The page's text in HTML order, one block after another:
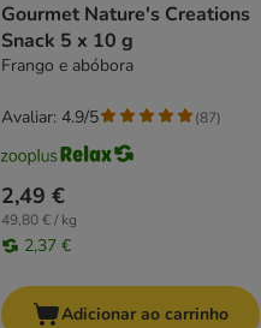
Gourmet Nature's Creations
Snack 5 x 10 g
Frango e abóbora
2,49 €
49,80 € / kg
2,37 €
Avaliar: 4.9/5 (87)
Adicionar ao carrinho